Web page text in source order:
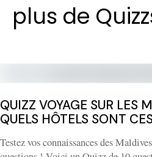
plus de
QUIZZ VOYAGE SUR LES
QUELS HÔTELS SONT
Testez vos connaissances des